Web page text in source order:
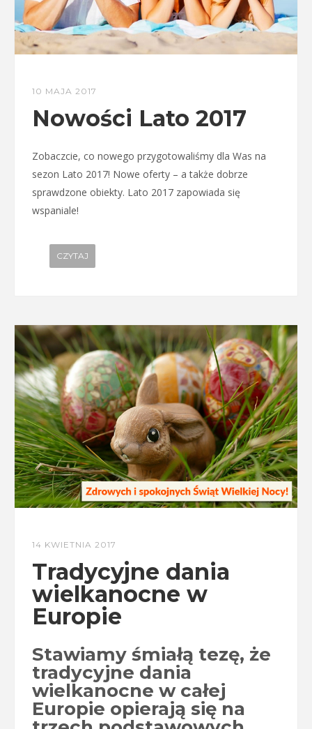
10 MAJA 2017
Nowości Lato 2017
Zobaczcie, co nowego przygotowaliśmy dla Was na
sezon Lato 2017! Nowe oferty – a także dobrze
sprawdzone obiekty. Lato 2017 zapowiada się
wspaniale!
CZYTAJ
14 KWIETNIA 2017
Tradycyjne dania
wielkanocne w
Europie
Stawiamy śmiałą tezę, że
tradycyjne dania
wielkanocne w całej
Europie opierają się na